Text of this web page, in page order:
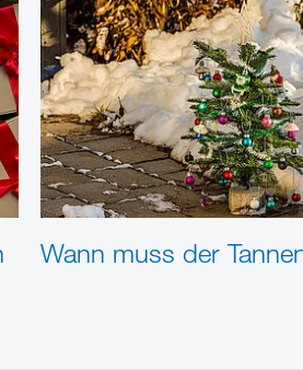
Wann muss der